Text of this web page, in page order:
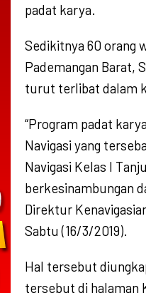
padat karya.
Sedikitnya 60 orang
Pademangan Barat,
turut terlibat dalam
“Program padat
Navigasi yang
Navigasi Kelas I
berkesinambungan
Direktur
Sabtu (16/3/2019).
Hal tersebut
tersebut di halaman